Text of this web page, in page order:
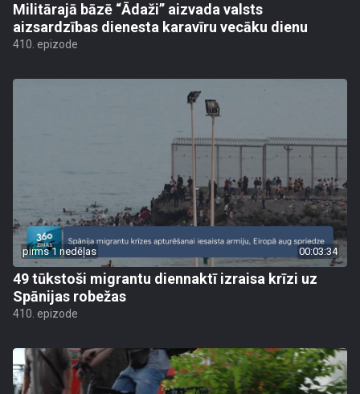
Militārajā bāzē “Ādaži” aizvada valsts
aizsardzības dienesta karavīru vecāku dienu
410. epizode
pirms 1 nedēļas 00:03:34
49 tūkstoši migrantu diennaktī izraisa krīzi uz
Spānijas robežas
410. epizode